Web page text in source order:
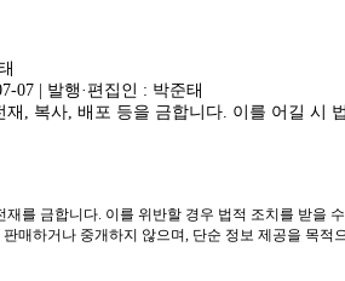
07 | 발행·편집인 : 박준태
, 복사, 배포 등을 금합니다. 이를 어길 시
를 금합니다. 이를 위반할 경우 법적 조치를 받
매하거나 중개하지 않으며, 단순 정보 제공을 목